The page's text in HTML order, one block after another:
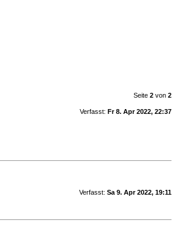
Seite 2von 2
Verfasst: Fr 8. Apr 2022, 22:37
Verfasst: Sa 9. Apr 2022, 19:11